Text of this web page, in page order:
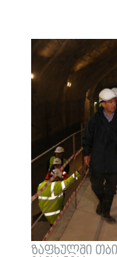
ზაფხულში